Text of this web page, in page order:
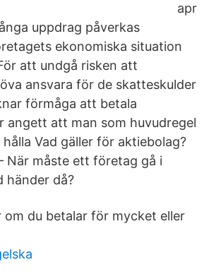
apr
uppdrag påverkas
ekonomiska situation
att undgå risken att
ansvara för de skatteskulder
förmåga att betala
angett att man som huvudregel
Vad gäller för aktiebolag?
När måste ett företag gå i
händer då?
om du betalar för mycket eller